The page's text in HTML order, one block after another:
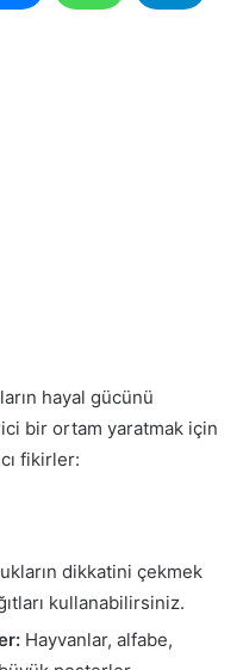
hayal gücünü
bir ortam yaratmak için
fikirler:
dikkatini çekmek
kullanabilirsiniz.
Hayvanlar, alfabe,